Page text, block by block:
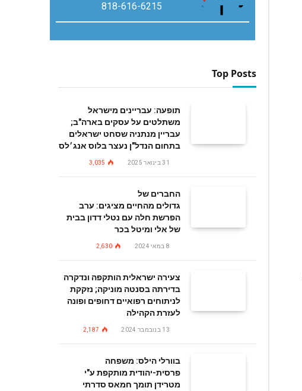
818-616-6215
Top Posts
תופעה: עבריינים מישראל
משתלטים על עסקים בארה"ב;
עבריין מנתניה שסחט ישראלים
בתחום הנדל"ן נעצר בלוס אנג׳לס
31 בינואר 2025 3,035
החברים של
גדולים מהחיים מציגים: ערב
הפרשת חלה עם נטלי דדון בבית
של אלי ומיטל בכר
8 במאי 2024 2,630
צעירה ישראלית הותקפה ונדקרה
בדירתה בסנטה מוניקה; נזקקת
לניתוחים רפואיים דחופים ופונה
לעזרת הקהילה
13 בנובמבר 2024 2,187
בוורלי הילס: משפחה
פרסית-יהודית מותקפת ע"י
מטרידן תומך חמאס סדרתי